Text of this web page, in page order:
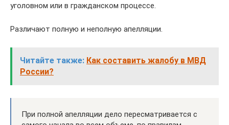
уголовном или в гражданском процессе.
Различают полную и неполную апелляции.
Читайте также: Как составить жалобу в МВД
России?
При полной апелляции дело пересматривается с